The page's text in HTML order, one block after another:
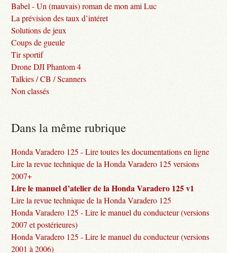
Babel - Un (mauvais) roman de mon ami Luc
La prévision des taux d’intéret
Solutions de jeux
Coups de gueule
Tir sportif
Drone DJI Phantom 4
Talkies / CB / Scanners
Non classés
Dans la même rubrique
Honda Varadero 125 - Lire toutes les documentations en ligne
Lire la revue technique de la Honda Varadero 125 versions
2007+
Lire le manuel d’atelier de la Honda Varadero 125 v1
Lire la revue technique de la Honda Varadero 125
Honda Varadero 125 - Lire le manuel du conducteur (versions
2007 et postérieures)
Honda Varadero 125 - Lire le manuel du conducteur (versions
2001 à 2006)